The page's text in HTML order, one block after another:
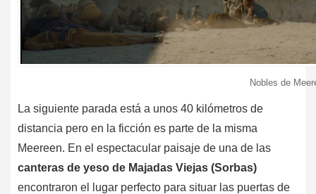
Nobles de
La siguiente parada está a unos 40 kilómetros de
distancia pero en la ficción es parte de la misma
Meereen. En el espectacular paisaje de una de las
canteras de yeso de Majadas Viejas (Sorbas)
encontraron el lugar perfecto para situar las puertas de